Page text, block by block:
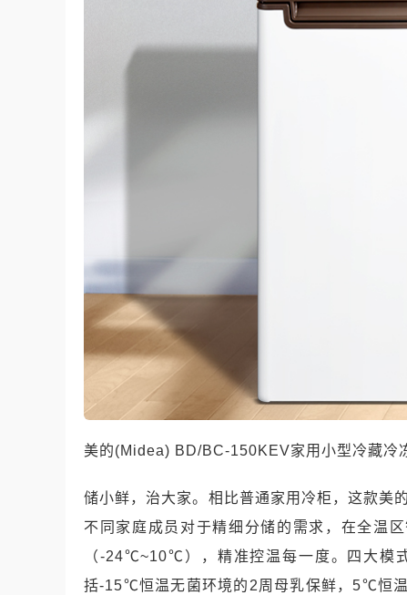
美的(Midea) BD/BC-150KEV家用小型冷藏冷
储小鲜，治大家。相比普通家用冷柜，这款美
不同家庭成员对于精细分储的需求，在全温
（-24℃~10℃），精准控温每一度。四大模
括-15℃恒温无菌环境的2周母乳保鲜，5℃恒